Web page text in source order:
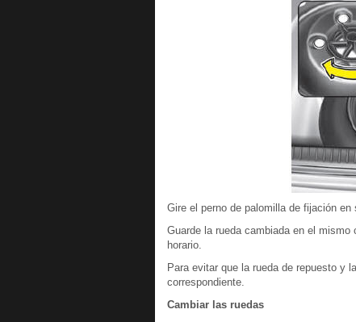
Gire el perno de palomilla de fijación
Guarde la rueda cambiada en el
horario.
Para evitar que la rueda de repuesto y
correspondiente.
Cambiar las ruedas